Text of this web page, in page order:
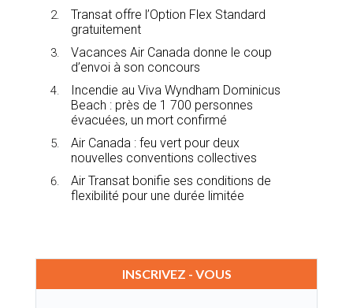
Transat offre l’Option Flex Standard
gratuitement
Vacances Air Canada donne le coup
d’envoi à son concours
Incendie au Viva Wyndham Dominicus
Beach : près de 1 700 personnes
évacuées, un mort confirmé
Air Canada : feu vert pour deux
nouvelles conventions collectives
Air Transat bonifie ses conditions de
flexibilité pour une durée limitée
INSCRIVEZ - VOUS